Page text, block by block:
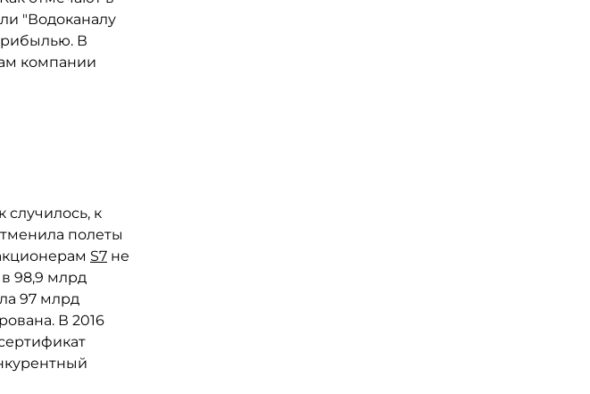
"Водоканалу
В
компании
случилось, к
полеты
S7 не
в 98,9 млрд
97 млрд
В 2016